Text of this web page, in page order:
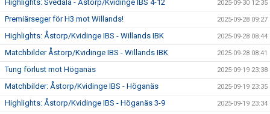
Highlights: Svedala - Åstorp/Kvidinge IBS 4-12 2025-09-30 12:35
Premiärseger för H3 mot Willands! 2025-09-28 09:27
Highlights: Åstorp/Kvidinge IBS - Willands IBK 2025-09-28 08:44
Matchbilder Åstorp/Kvidinge IBS - Willands IBK 2025-09-28 08:41
Tung förlust mot Höganäs 2025-09-19 23:38
Matchbilder: Åstorp/Kvidinge IBS - Höganäs 2025-09-19 23:35
Highlights: Åstorp/Kvidinge IBS - Höganäs 3-9 2025-09-19 23:34